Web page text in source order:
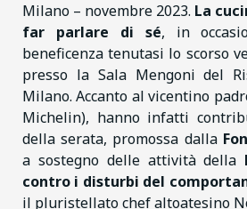
Milano – novembre 2023. La
far parlare di sé, in
beneficenza tenutasi lo scorso
presso la Sala Mengoni del
Milano. Accanto al vicentino
Michelin), hanno infatti
della serata, promossa dalla
a sostegno delle attività della
contro i disturbi del
il pluristellato chef altoatesino